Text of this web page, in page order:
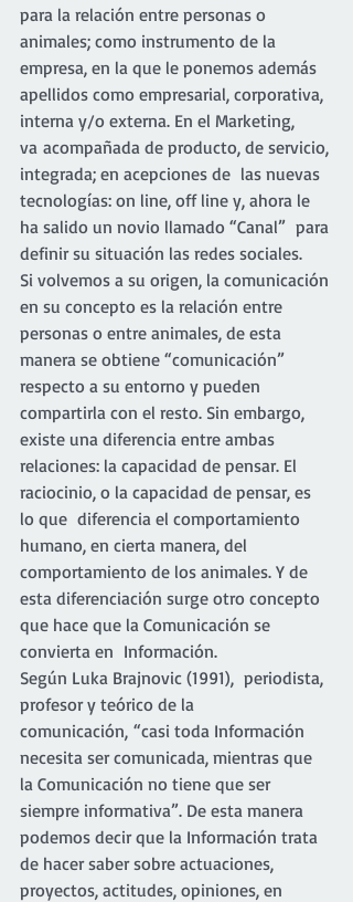
para la relación entre personas o
animales; como instrumento de la
empresa, en la que le ponemos además
apellidos como empresarial, corporativa,
interna y/o externa. En el Marketing,
va acompañada de producto, de servicio,
integrada; en acepciones de  las nuevas
tecnologías: on line, off line y, ahora le
ha salido un novio llamado “Canal”  para
definir su situación las redes sociales.
Si volvemos a su origen, la comunicación
en su concepto es la relación entre
personas o entre animales, de esta
manera se obtiene “comunicación”
respecto a su entorno y pueden
compartirla con el resto. Sin embargo,
existe una diferencia entre ambas
relaciones: la capacidad de pensar. El
raciocinio, o la capacidad de pensar, es
lo que  diferencia el comportamiento
humano, en cierta manera, del
comportamiento de los animales. Y de
esta diferenciación surge otro concepto
que hace que la Comunicación se
convierta en  Información.
Según Luka Brajnovic (1991),  periodista,
profesor y teórico de la
comunicación, “casi toda Información
necesita ser comunicada, mientras que
la Comunicación no tiene que ser
siempre informativa”. De esta manera
podemos decir que la Información trata
de hacer saber sobre actuaciones,
proyectos, actitudes, opiniones, en